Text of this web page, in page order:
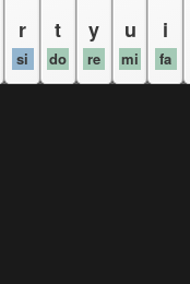
r
si
t
do
y
re
u
mi
i
fa